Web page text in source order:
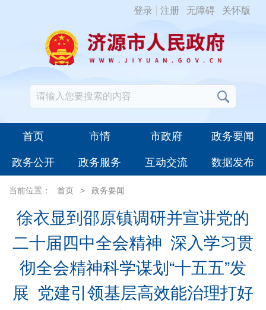
登录 注册 无障碍 关怀版
首页 市情 市政府 政务要闻
政务公开 政务服务 互动交流 数据发布
当前位置： 首页 > 政务要闻
徐衣显到邵原镇调研并宣讲党的
二十届四中全会精神 深入学习贯
彻全会精神科学谋划“十五五”发
展 党建引领基层高效能治理打好